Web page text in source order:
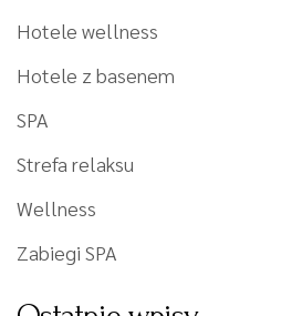
Hotele wellness
Hotele z basenem
SPA
Strefa relaksu
Wellness
Zabiegi SPA